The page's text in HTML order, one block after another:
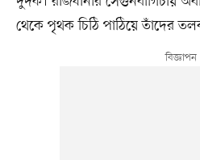
থেকে পৃথক চিঠি পাঠিয়ে তাঁদের